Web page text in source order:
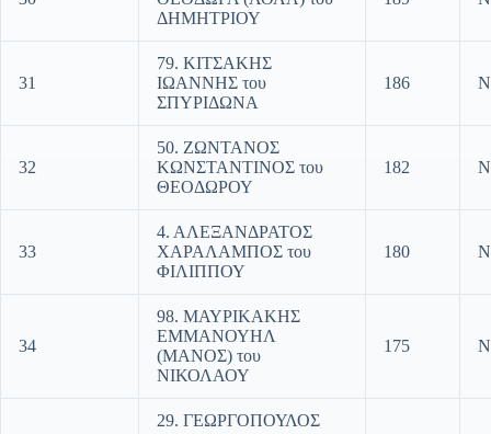
ΔΗΜΗΤΡΙΟΥ
31
79. ΚΙΤΣΑΚΗΣ
ΙΩΑΝΝΗΣ του
ΣΠΥΡΙΔΩΝΑ
186
32
50. ΖΩΝΤΑΝΟΣ
ΚΩΝΣΤΑΝΤΙΝΟΣ του
ΘΕΟΔΩΡΟΥ
182
33
4. ΑΛΕΞΑΝΔΡΑΤΟΣ
ΧΑΡΑΛΑΜΠΟΣ του
ΦΙΛΙΠΠΟΥ
180
34
98. ΜΑΥΡΙΚΑΚΗΣ
ΕΜΜΑΝΟΥΗΛ
(ΜΑΝΟΣ) του
ΝΙΚΟΛΑΟΥ
175
29. ΓΕΩΡΓΟΠΟΥΛΟΣ